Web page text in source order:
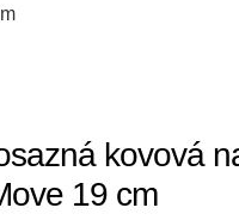
kovová
19 cm